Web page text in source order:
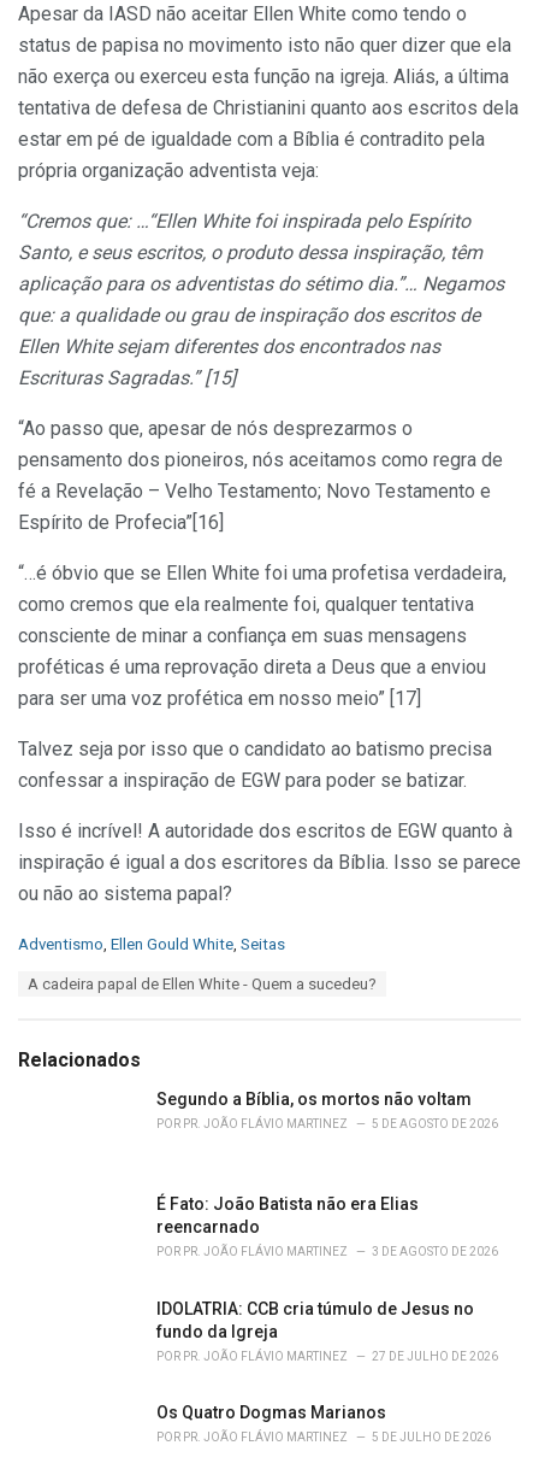
Apesar da IASD não aceitar Ellen White como tendo o
status de papisa no movimento isto não quer dizer que ela
não exerça ou exerceu esta função na igreja. Aliás, a última
tentativa de defesa de Christianini quanto aos escritos dela
estar em pé de igualdade com a Bíblia é contradito pela
própria organização adventista veja:
“Cremos que: …“Ellen White foi inspirada pelo Espírito
Santo, e seus escritos, o produto dessa inspiração, têm
aplicação para os adventistas do sétimo dia.”… Negamos
que: a qualidade ou grau de inspiração dos escritos de
Ellen White sejam diferentes dos encontrados nas
Escrituras Sagradas.” [15]
“Ao passo que, apesar de nós desprezarmos o
pensamento dos pioneiros, nós aceitamos como regra de
fé a Revelação – Velho Testamento; Novo Testamento e
Espírito de Profecia”[16]
“…é óbvio que se Ellen White foi uma profetisa verdadeira,
como cremos que ela realmente foi, qualquer tentativa
consciente de minar a confiança em suas mensagens
proféticas é uma reprovação direta a Deus que a enviou
para ser uma voz profética em nosso meio” [17]
Talvez seja por isso que o candidato ao batismo precisa
confessar a inspiração de EGW para poder se batizar.
Isso é incrível! A autoridade dos escritos de EGW quanto à
inspiração é igual a dos escritores da Bíblia. Isso se parece
ou não ao sistema papal?
C
o
Adventismo Ellen Gould White Seitas
:
A cadeira papal de Ellen White - Quem a sucedeu?
Relacionados
Segundo a Bíblia, os mortos não voltam
POR PR. JOÃO FLÁVIO MARTINEZ 5 DE AGOSTO DE 2026
É Fato: João Batista não era Elias
reencarnado
POR PR. JOÃO FLÁVIO MARTINEZ 3 DE AGOSTO DE 2026
IDOLATRIA: CCB cria túmulo de Jesus no
fundo da Igreja
POR PR. JOÃO FLÁVIO MARTINEZ 27 DE JULHO DE 2026
Os Quatro Dogmas Marianos
POR PR. JOÃO FLÁVIO MARTINEZ 5 DE JULHO DE 2026